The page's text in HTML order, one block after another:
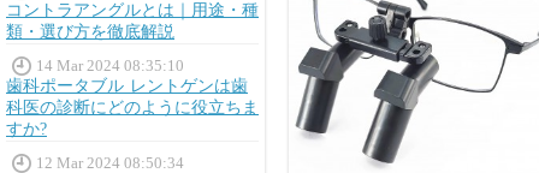
コントラアングルとは｜用途・種
類・選び方を徹底解説
14 Mar 2024 08:35:10
歯科ポータブル レントゲンは歯
科医の診断にどのように役立ちま
すか?
12 Mar 2024 08:50:34